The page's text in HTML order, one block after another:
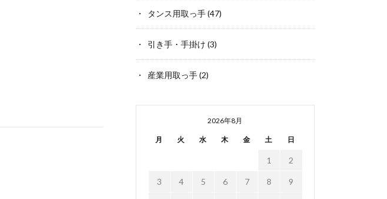
タンス用取っ手(47)
引き手・手掛け (3)
産業用取っ手(2)
2026年8月
月 火 水 木 金 土 日
1 2
3 4 5 6 7 8 9